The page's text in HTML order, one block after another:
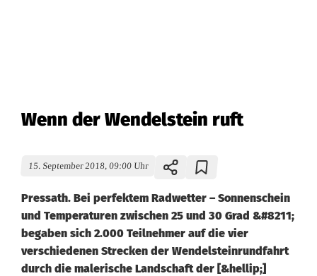
Wenn der Wendelstein ruft
15. September 2018, 09:00 Uhr
Pressath. Bei perfektem Radwetter – Sonnenschein
und Temperaturen zwischen 25 und 30 Grad &#8211;
begaben sich 2.000 Teilnehmer auf die vier
verschiedenen Strecken der Wendelsteinrundfahrt
durch die malerische Landschaft der [&hellip;]